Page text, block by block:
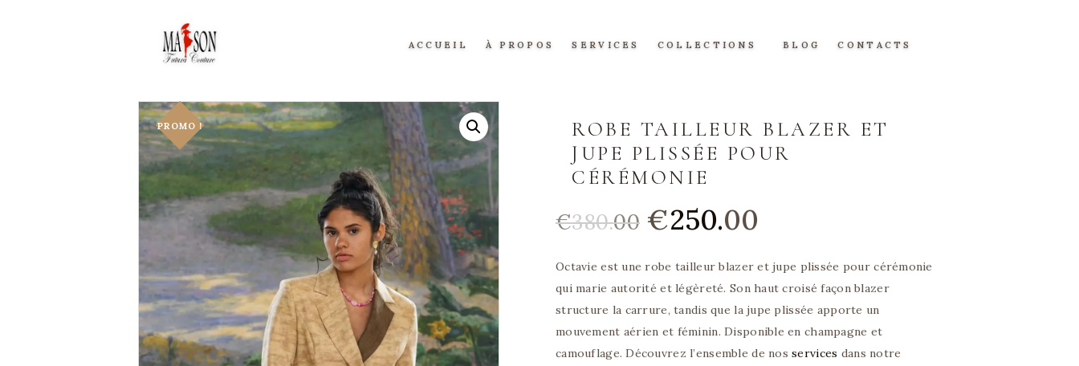
ACCUEIL À PROPOS SERVICES COLLECTIONS BLOG CONTACTS
SERVICES
COLLECTIONS
ROBES DE MARIAGE
ROBE DE CÉRÉMONIE
ROBES DE SOIRÉE
ROBES MÈRE DE MARIÉE
CRÉATIONS UNIQUES
ROBES DE COCKTAIL
ROBE DE GALA
PROMO !
ROBE TAILLEUR BLAZER ET
JUPE PLISSÉE POUR
CÉRÉMONIE
€380.00 Le
prix
initial
était :
€380.0
0
.
€250.00
actuel
est :
€250.0
0
.
Octavie est une robe tailleur blazer et jupe plissée pour cérémonie
qui marie autorité et légèreté. Son haut croisé façon blazer
structure la carrure, tandis que la jupe plissée apporte un
mouvement aérien et féminin. Disponible en champagne et
camouflage. Découvrez l’ensemble de nosservices dans notre